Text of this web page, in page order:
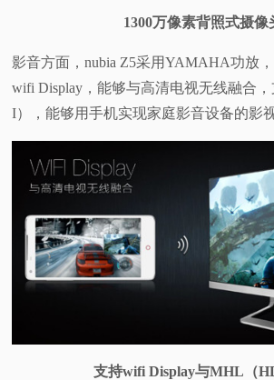
1300万像素背照式摄像
影音方面，nubia Z5采用YAMAHA功放
wifi Display，能够与高清电视无线融合
I），能够用手机实现家庭影音设备的影
支持wifi Display与MHL（